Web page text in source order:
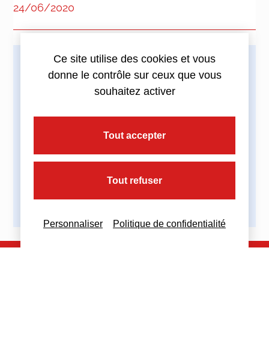
24/06/2020
Imprimez cette actualité
Ce site utilise des cookies et vous
donne le contrôle sur ceux que vous
souhaitez activer
Tout accepter
Tout refuser
Personnaliser Politique de confidentialité